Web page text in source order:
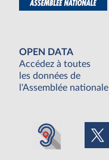
OPEN DATA
Accédez à toutes
les données de
l'Assemblée nationale